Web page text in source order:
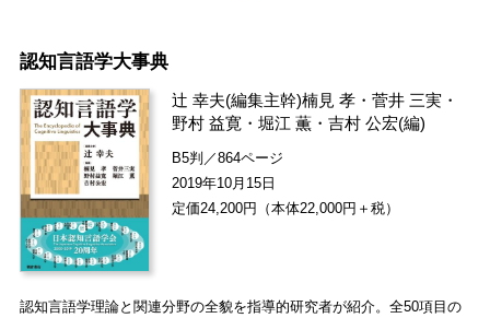
認知言語学大事典
辻 幸夫(編集主幹)楠見 孝 ・菅井 三実 ・
野村 益寛 ・堀江 薫 ・吉村 公宏(編)
B5判／864ページ
2019年10月15日
定価24,200円（本体22,000円＋税）
認知言語学理論と関連分野の全貌を指導的研究者が紹介。全50項目の